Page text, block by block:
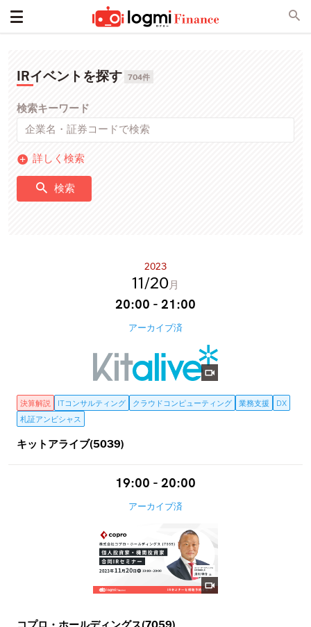
IRイベントを探す 704件
検索キーワード
詳しく検索
検索
2023
11 20月
20:00 - 21:00
アーカイブ済
決算解説 ITコンサルティング クラウドコンピューティング 業務支援
DX
札証アンビシャス
キットアライブ(5039)
19:00 - 20:00
アーカイブ済
コプロ・ホールディングス(7059)